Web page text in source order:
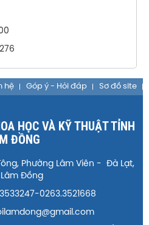
hệ Góp ý - Hỏi đáp Sơ đồ site
HỌC VÀ KỸ THUẬT TỈNH
ĐỒNG
Phường Lâm Viên - Đà Lạt,
Đồng
0263.3521668